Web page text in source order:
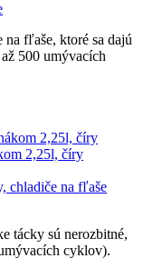
na fľaše, ktoré sa dajú
500 umývacích
2,25l, číry
tácky sú nerozbitné,
cyklov).